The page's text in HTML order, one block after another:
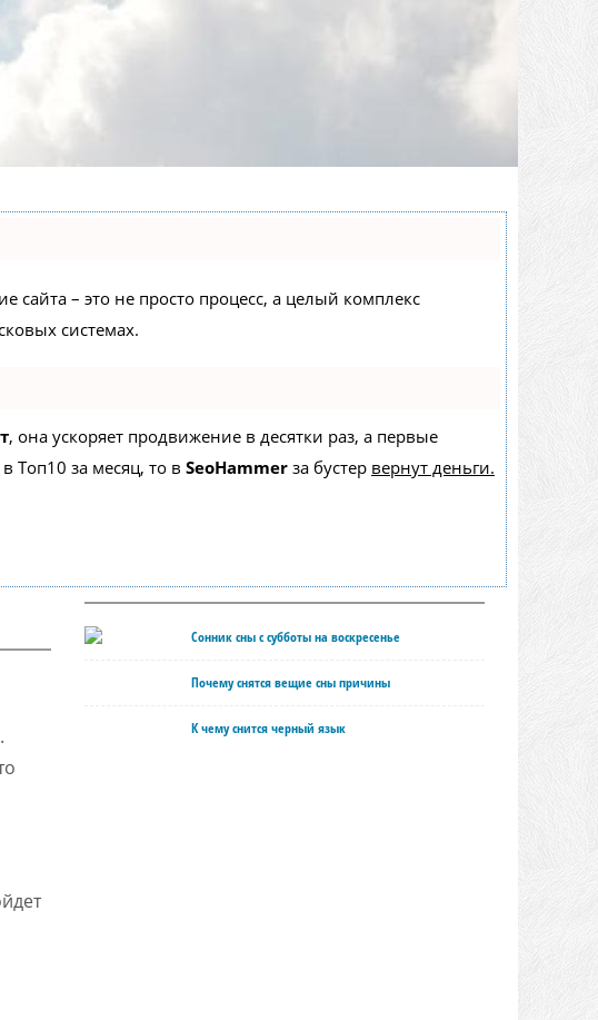
сайта – это не просто процесс, а целый комплекс
системах.
, она ускоряет продвижение в десятки раз, а первые
Топ10 за месяц, то в SeoHammer за бустер вернут деньги.
Сонник сны с субботы на воскресенье
Почему снятся вещие сны причины
К чему снится черный язык